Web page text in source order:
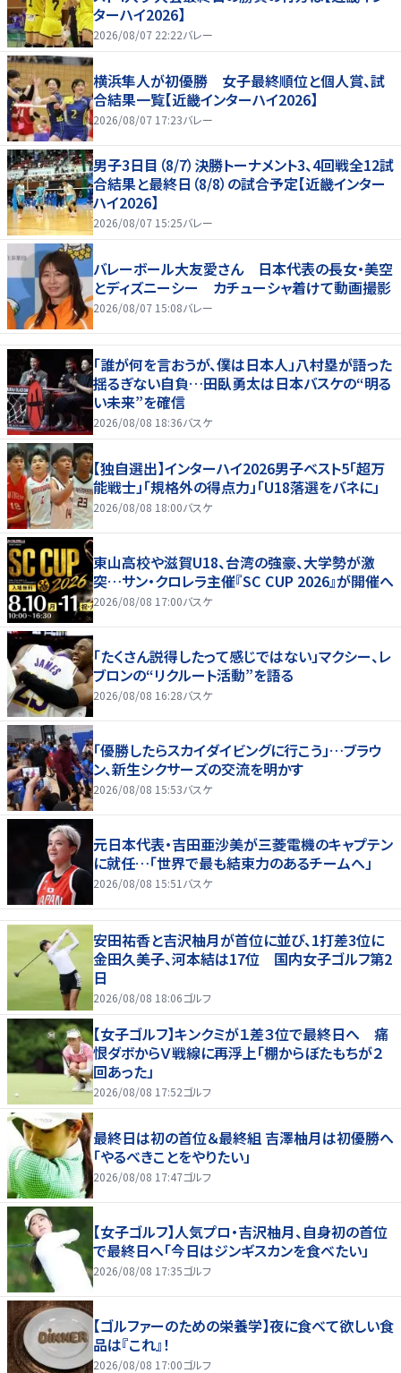
ターハイ2026】
2026/08/07 22:22バレー
横浜隼人が初優勝 女子最終順位と個人賞、試
合結果一覧【近畿インターハイ2026】
2026/08/07 17:23バレー
男子3日目（8/7）決勝トーナメント3、4回戦全12試
合結果と最終日（8/8）の試合予定【近畿インター
ハイ2026】
2026/08/07 15:25バレー
バレーボール大友愛さん 日本代表の長女・美空
とディズニーシー カチューシャ着けて動画撮影
2026/08/07 15:08バレー
「誰が何を言おうが、僕は日本人」八村塁が語った
揺るぎない自負…田臥勇太は日本バスケの“明る
い未来”を確信
2026/08/08 18:36バスケ
【独自選出】インターハイ2026男子ベスト5「超万
能戦士」「規格外の得点力」「U18落選をバネに」
2026/08/08 18:00バスケ
東山高校や滋賀U18、台湾の強豪、大学勢が激
突…サン・クロレラ主催『SC CUP 2026』が開催へ
2026/08/08 17:00バスケ
「たくさん説得したって感じではない」マクシー、レ
ブロンの“リクルート活動”を語る
2026/08/08 16:28バスケ
「優勝したらスカイダイビングに行こう」…ブラウ
ン、新生シクサーズの交流を明かす
2026/08/08 15:53バスケ
元日本代表・吉田亜沙美が三菱電機のキャプテン
に就任…「世界で最も結束力のあるチームへ」
2026/08/08 15:51 バスケ
安田祐香と吉沢柚月が首位に並び、1打差3位に
金田久美子、河本結は17位 国内女子ゴルフ第2
日
2026/08/08 18:06ゴルフ
【女子ゴルフ】キンクミが１差３位で最終日へ 痛
恨ダボからＶ戦線に再浮上「棚からぼたもちが２
回あった」
2026/08/08 17:52ゴルフ
最終日は初の首位＆最終組 吉澤柚月は初優勝へ
「やるべきことをやりたい」
2026/08/08 17:47ゴルフ
【女子ゴルフ】人気プロ・吉沢柚月、自身初の首位
で最終日へ「今日はジンギスカンを食べたい」
2026/08/08 17:35ゴルフ
【ゴルファーのための栄養学】夜に食べて欲しい食
品は『これ』！
2026/08/08 17:00ゴルフ